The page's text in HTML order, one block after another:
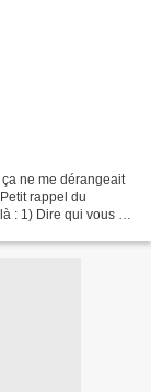
ne me dérangeait
rappel du
: 1) Dire qui vous a